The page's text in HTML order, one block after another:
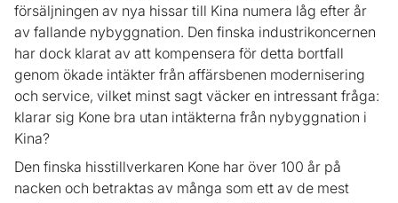
försäljningen av nya hissar till Kina numera låg efter år
av fallande nybyggnation. Den finska industrikoncernen
har dock klarat av att kompensera för detta bortfall
genom ökade intäkter från affärsbenen modernisering
och service, vilket minst sagt väcker en intressant fråga:
klarar sig Kone bra utan intäkterna från nybyggnation i
Kina?
Den finska hisstillverkaren Kone har över 100 år på
nacken och betraktas av många som ett av de mest